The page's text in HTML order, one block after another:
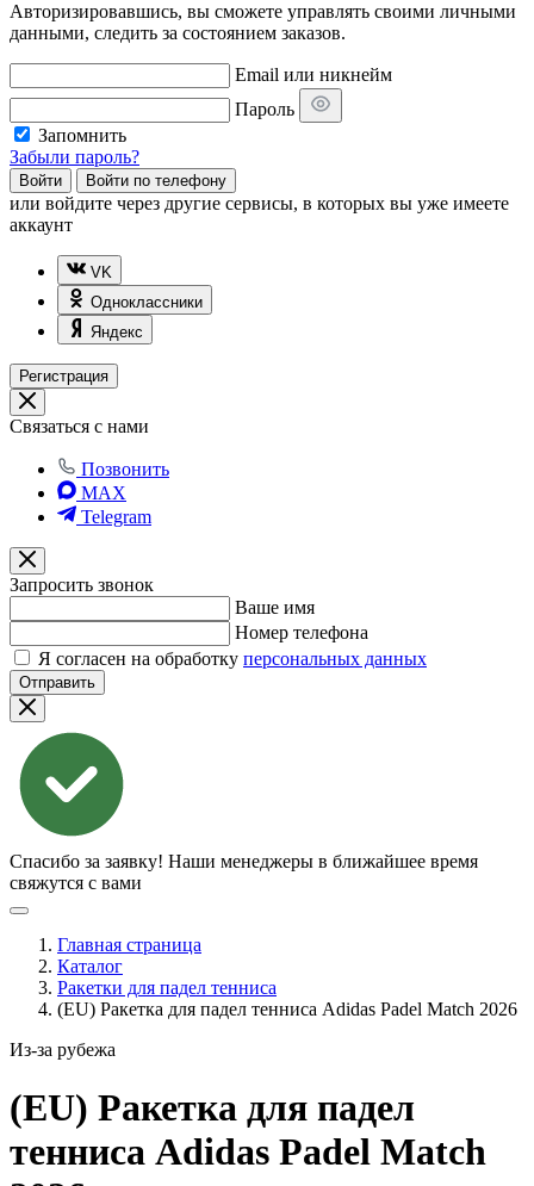
Авторизировавшись, вы сможете управлять своими личными
данными, следить за состоянием заказов.
Email или никнейм
Пароль
Запомнить
Забыли пароль?
Войти Войти по телефону
или войдите через другие сервисы, в которых вы уже имеете
аккаунт
VK
Одноклассники
Яндекс
Регистрация
Связаться с нами
Позвонить
MAX
Telegram
Запросить звонок
Ваше имя
Номер телефона
Я согласен на обработку персональных данных
Отправить
Спасибо за заявку! Наши менеджеры в ближайшее время
свяжутся с вами
Главная страница
Каталог
Ракетки для падел тенниса
(EU) Ракетка для падел тенниса Adidas Padel Match 2026
Из-за рубежа
(EU) Ракетка для падел
тенниса Adidas Padel Match